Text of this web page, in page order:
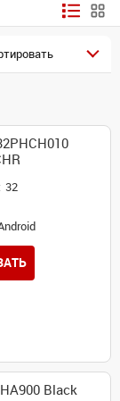
32
Black